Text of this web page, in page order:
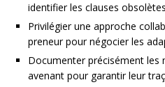
identifier les clauses
Privilégier une approche
preneur pour négocier les
Documenter précisément
avenant pour garantir leur